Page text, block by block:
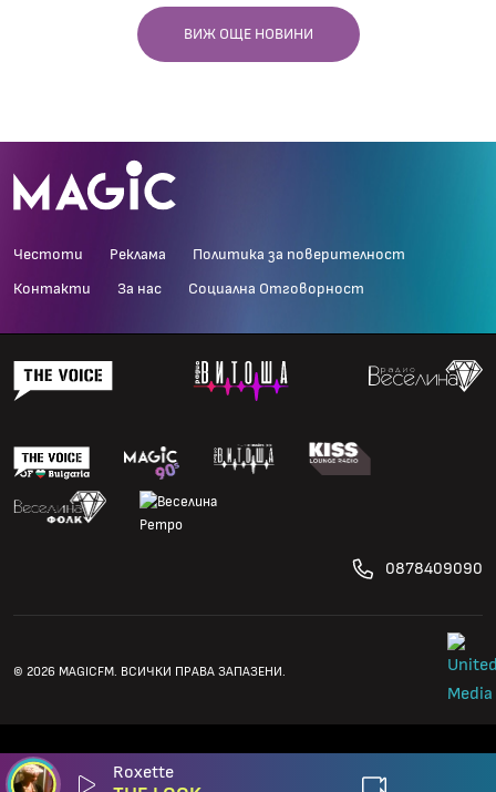
Roxette
ВИЖ ОЩЕ НОВИНИ
Честоти Реклама Политика за поверителност
Контакти За нас Социална Отговорност
0878409090
© 2026 MAGICFM. ВСИЧКИ ПРАВА ЗАПАЗЕНИ.